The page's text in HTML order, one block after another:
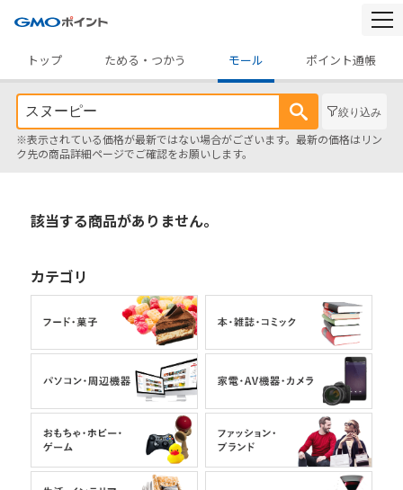
トップ
ためる・つかう モール ポイント通帳
絞り込み
※表示されている価格が最新ではない場合がございます。最新の価格はリン
ク先の商品詳細ページでご確認をお願いします。
該当する商品がありません。
カテゴリ